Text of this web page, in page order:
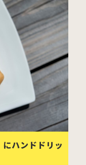
ハンドドリッ